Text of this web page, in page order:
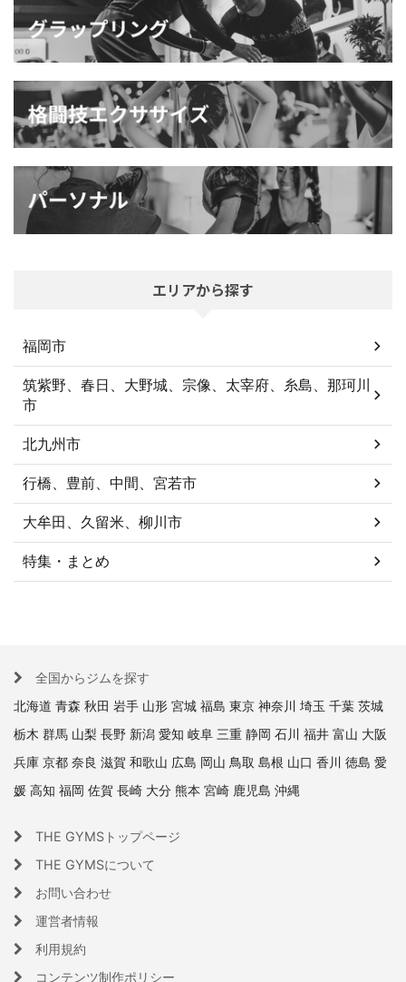
エリアから探す
福岡市
筑紫野、春日、大野城、宗像、太宰府、糸島、那珂川
市
北九州市
行橋、豊前、中間、宮若市
大牟田、久留米、柳川市
特集・まとめ
全国からジムを探す
北海道 青森 秋田 岩手 山形 宮城 福島 東京 神奈川 埼玉 千葉 茨城
栃木 群馬 山梨 長野 新潟 愛知 岐阜 三重 静岡 石川 福井 富山 大阪
兵庫 京都 奈良 滋賀 和歌山 広島 岡山 鳥取 島根 山口 香川 徳島 愛
媛 高知 福岡 佐賀 長崎 大分 熊本 宮崎 鹿児島 沖縄
THE GYMSトップページ
THE GYMSについて
お問い合わせ
運営者情報
利用規約
コンテンツ制作ポリシー